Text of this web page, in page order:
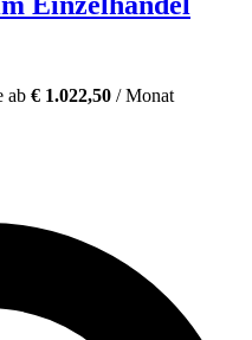
ab € 1.022,50 / Monat